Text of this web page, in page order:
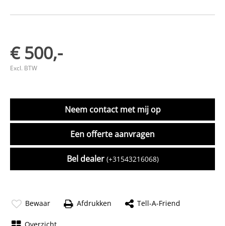
€ 500,-
Excl. BTW
Neem contact met mij op
Een offerte aanvragen
Bel dealer (+31543216068)
Bewaar Afdrukken Tell-A-Friend